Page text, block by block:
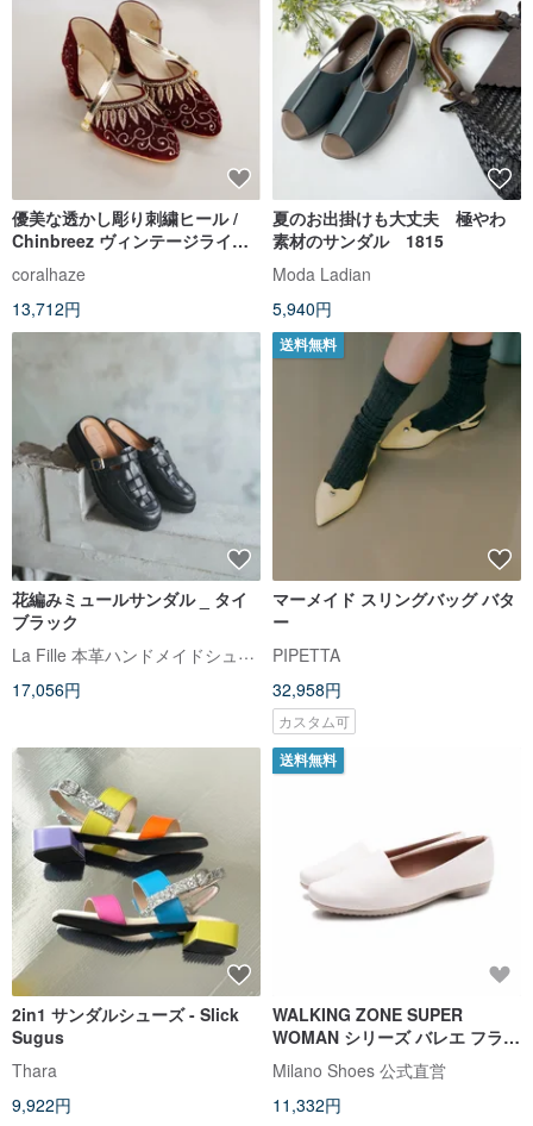
優美な透かし彫り刺繍ヒール /
Chinbreez ヴィンテージライン
ストーン / 夏のブライダルウェデ
ィングに映える一足
coralhaze
13,712円
夏のお出掛けも大丈夫 極やわ
素材のサンダル 1815
Moda Ladian
5,940円
花編みミュールサンダル _ タイ
ブラック
La Fille 本革ハンドメイドシューズ
17,056円
送料無料
マーメイド スリングバッグ バタ
ー
PIPETTA
32,958円
カスタム可
2in1 サンダルシューズ - Slick
Sugus
Thara
9,922円
送料無料
WALKING ZONE SUPER
WOMAN シリーズ バレエ フラッ
ト シューズ レディース -ホワイ
ト
Milano Shoes 公式直営
11,332円